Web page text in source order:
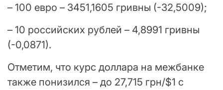
– 100 евро – 3451,1605 гривны (-32,5009);
– 10 российских рублей – 4,8991 гривны
(-0,0871).
Отметим, что курс доллара на межбанке
также понизился – до 27,715 грн/$1 с